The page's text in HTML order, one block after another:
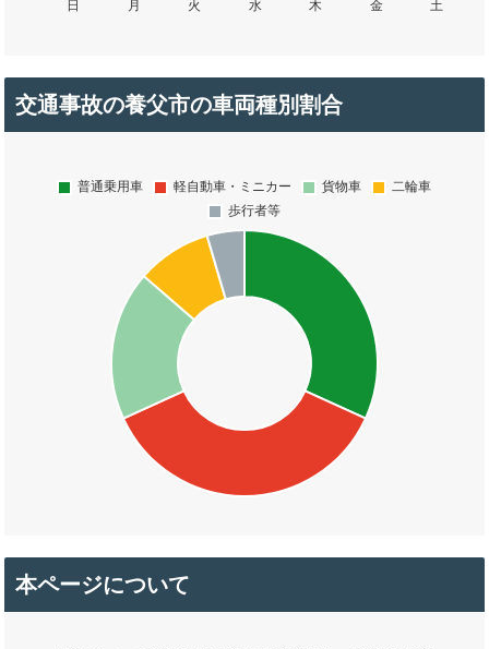
交通事故の養父市の車両種別割合
本ページについて